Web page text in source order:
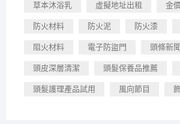
草本沐浴乳 虛擬地址出租 金
防火材料 防火泥 防火漆
阻火材料 電子防盜門 頭條新聞
頭皮深層清潔 頭髮保養品推薦
頭髮護理產品試用 風向節目